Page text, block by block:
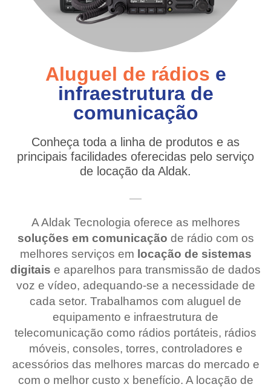
Aluguel de rádios e
infraestrutura de
comunicação
Conheça toda a linha de produtos e as
principais facilidades oferecidas pelo serviço
de locação da Aldak.
A Aldak Tecnologia oferece as melhores
soluções em comunicação de rádio com os
melhores serviços em locação de sistemas
digitais e aparelhos para transmissão de dados
voz e vídeo, adequando-se a necessidade de
cada setor. Trabalhamos com aluguel de
equipamento e infraestrutura de
telecomunicação como rádios portáteis, rádios
móveis, consoles, torres, controladores e
acessórios das melhores marcas do mercado e
com o melhor custo x benefício. A locação de